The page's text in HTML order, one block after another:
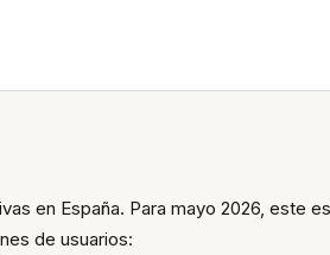
en España. Para mayo 2026, este
de usuarios: